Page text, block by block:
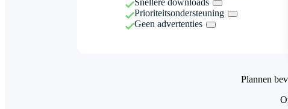
Snellere downloads
Prioriteitsondersteuning
Geen advertenties
Plannen